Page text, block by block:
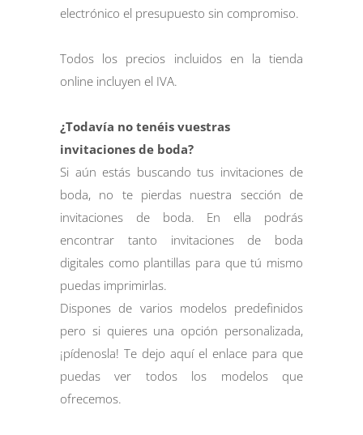
electrónico el presupuesto sin compromiso.
Todos los precios incluidos en la tienda
online incluyen el IVA.
¿Todavía no tenéis vuestras
invitaciones de boda?
Si aún estás buscando tus invitaciones de
boda, no te pierdas nuestra sección de
invitaciones de boda. En ella podrás
encontrar tanto invitaciones de boda
digitales como plantillas para que tú mismo
puedas imprimirlas.
Dispones de varios modelos predefinidos
pero si quieres una opción personalizada,
¡pídenosla! Te dejo aquíel enlace para que
puedas ver todos los modelos que
ofrecemos.